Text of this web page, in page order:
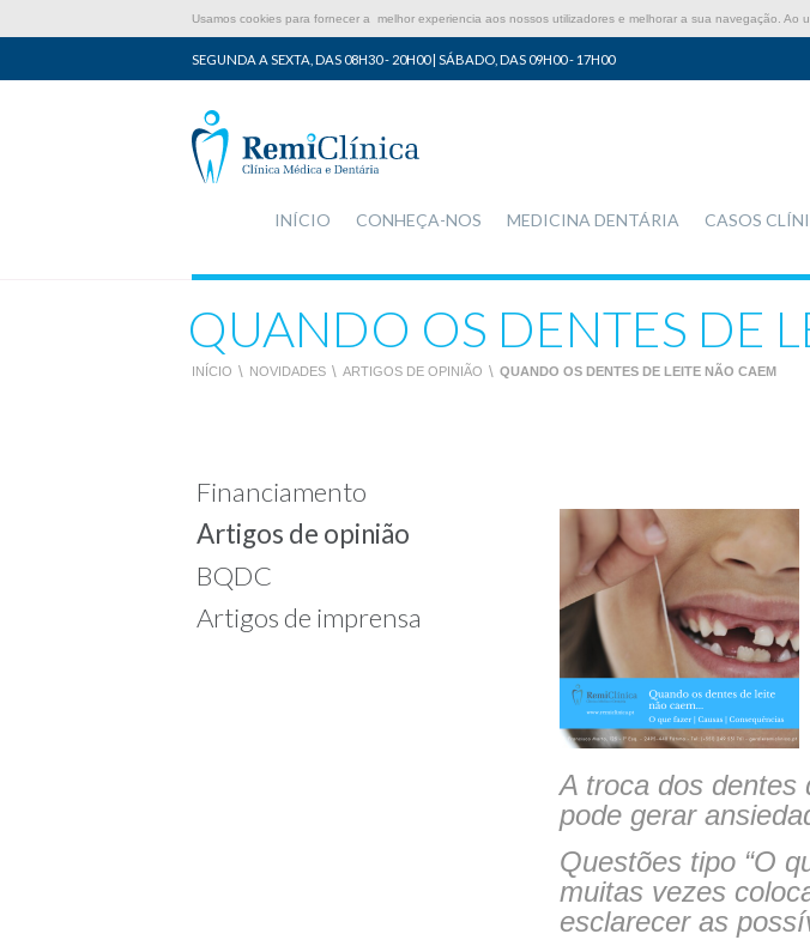
Usamos cookies para fornecer a melhor experiencia aos nossos utilizadores e melhorar a sua navegação. Ao
SEGUNDA A SEXTA, DAS 08H30 - 20H00 | SÁBADO, DAS 09H00 - 17H00
INÍCIO CONHEÇA-NOS MEDICINA DENTÁRIA CASOS
QUANDO OS DENTES DE
INÍCIO \ NOVIDADES \ ARTIGOS DE OPINIÃO \ QUANDO OS DENTES DE LEITE NÃO CAEM
Financiamento
Artigos de opinião
BQDC
Artigos de imprensa
A troca dos dentes
pode gerar
Questões tipo “O
muitas vezes
esclarecer as